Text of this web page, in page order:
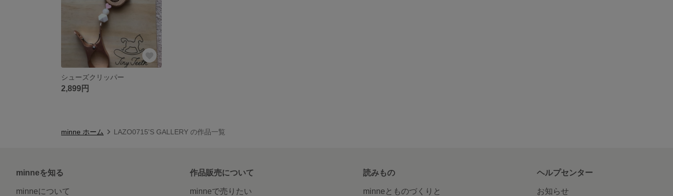
シューズクリッパー
2,899円
minne ホーム LAZO0715'S GALLERY の作品一覧
minneを知る
minneについて
作品販売について
minneで売りたい
読みもの
minneとものづくりと
ヘルプセンター
お知らせ